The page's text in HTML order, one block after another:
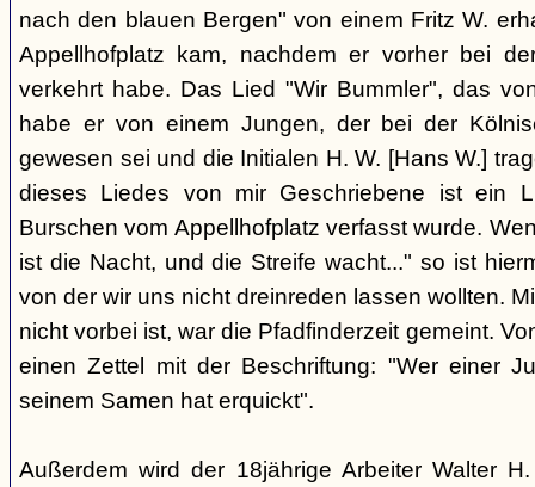
nach den blauen Bergen" von einem Fritz W.
Appellhofplatz kam, nachdem er vorher bei
verkehrt habe. Das Lied "Wir Bummler", das
habe er von einem Jungen, der bei der
gewesen sei und die Initialen H. W. [Hans W.]
dieses Liedes von mir Geschriebene ist ein
Burschen vom Appellhofplatz verfasst wurde.
ist die Nacht, und die Streife wacht..." so ist
von der wir uns nicht dreinreden lassen wollten.
nicht vorbei ist, war die Pfadfinderzeit gemeint.
einen Zettel mit der Beschriftung: "Wer einer
seinem Samen hat erquickt".
Außerdem wird der 18jährige Arbeiter Walter